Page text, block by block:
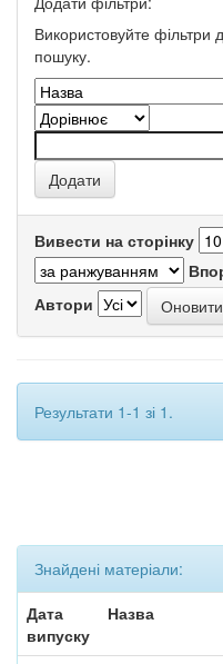
Використовуйте фільтри
пошуку.
Вивести на сторінку
Автори
Результати 1-1 зі 1.
Знайдені матеріали:
Дата
випуску
Назва